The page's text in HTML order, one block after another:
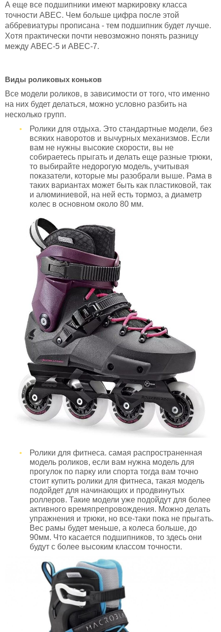
А еще все подшипники имеют маркировку класса
точности ABEC. Чем больше цифра после этой
аббревиатуры прописана - тем подшипник будет лучше.
Хотя практически почти невозможно понять разницу
между ABEC-5 и ABEC-7.
Виды роликовых коньков
Все модели роликов, в зависимости от того, что именно
на них будет делаться, можно условно разбить на
несколько групп.
Ролики для отдыха. Это стандартные модели, без
всяких наворотов и вычурных механизмов. Если
вам не нужны высокие скорости, вы не
собираетесь прыгать и делать еще разные трюки,
то выбирайте недорогую модель, учитывая
показатели, которые мы разобрали выше. Рама в
таких вариантах может быть как пластиковой, так
и алюминиевой, на ней есть тормоз, а диаметр
колес в основном около 80 мм.
Ролики для фитнеса. самая распространенная
модель роликов, если вам нужна модель для
прогулок по парку или спорта тогда вам точно
стоит купить ролики для фитнеса, такая модель
подойдет для начинающих и продвинутых
роллеров. Такие модели уже подойдут для более
активного времяпрепровождения. Можно делать
упражнения и трюки, но все-таки пока не прыгать.
Вес рамы будет меньше, а колеса больше, до
90мм. Что касается подшипников, то здесь они
будут с более высоким классом точности.